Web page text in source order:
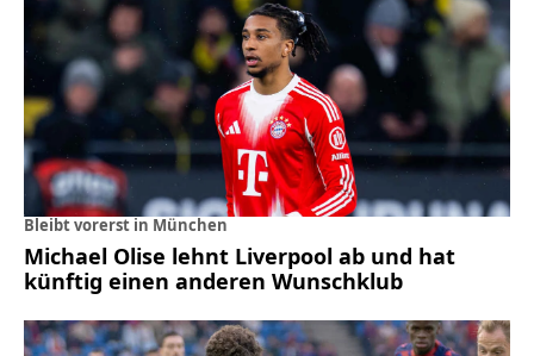
Bleibt vorerst in München
Michael Olise lehnt Liverpool ab und hat
künftig einen anderen Wunschklub